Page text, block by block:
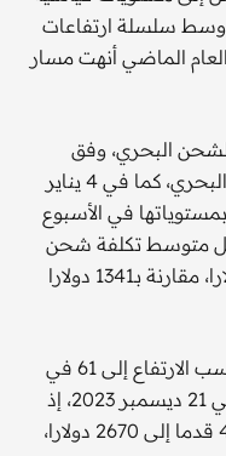
إليها منذ نهاية نوفمبر 2022، وسط سلسلة ارتفاعات
الماضي أنهت مسار
البحري، وفق
مؤشر البلطيق لقياس أسعار الشحن البحري، كما في 4 يناير
مقارنة بمستوياتها في الأسبوع
ديسمبر 2023، إذ وصل متوسط تكلفة شحن
الحاوية قياس 40 قدما إلى 2490 دولارا، مقارنة بـ1341 دولارا
ووفق مؤشر دروري المركب، وصلت نسب الارتفاع إلى 61 في
المائة في 4 يناير، مقارنة بمستواها في 21 ديسمبر 2023، إذ
صعد متوسط تكلفة الحاوية قياس 40 قدما إلى 2670 دولارا،